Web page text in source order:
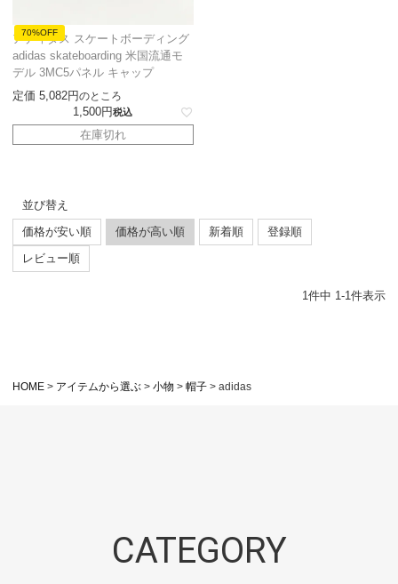
70%OFF
アディダス スケートボーディング
adidas skateboarding 米国流通モ
デル 3MC5パネル キャップ
定価 5,082 のところ
1,500 税込
在庫切れ
並び替え
価格が安い順
価格が高い順 新着順
登録順
レビュー順
1 件中 1 -1 件表示
HOME アイテムから選ぶ 小物 帽子 adidas
CATEGORY